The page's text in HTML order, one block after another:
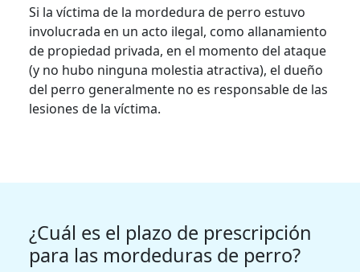
Si la víctima de la mordedura de perro estuvo
involucrada en un acto ilegal, como allanamiento
de propiedad privada, en el momento del ataque
(y no hubo ninguna molestia atractiva), el dueño
del perro generalmente no es responsable de las
lesiones de la víctima.
¿Cuál es el plazo de prescripción
para las mordeduras de perro?